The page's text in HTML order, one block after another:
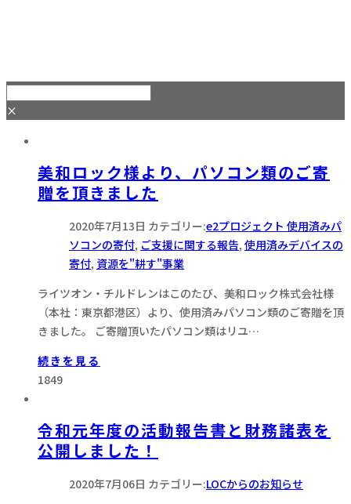
×
美和ロック様より、パソコン類のご寄
贈を頂きました
2020年7月13日 カテゴリー:e2プロジェクト 使用済みパ
ソコンの寄付, ご支援に関する報告, 使用済みデバイスの
寄付, 資源を"耕す"事業
ライツオン・チルドレンはこのたび、美和ロック株式会社様
（本社：東京都港区）より、使用済みパソコン類のご寄贈を頂
きました。 ご寄贈頂いたパソコン類はリユ…
続きを見る
1849
令和元年度の活動報告書と財務諸表を
公開しました！
2020年7月06日 カテゴリー:LOCからのお知らせ